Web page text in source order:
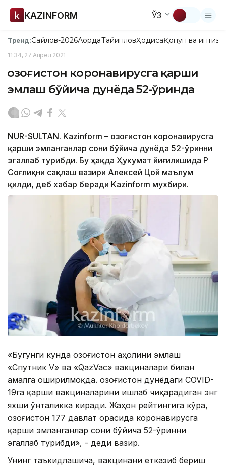
KAZINFORM ЎЗ
Тренд:Сайлов-2026АқордаТайинловҲодисаҚонун ва
11:34, 27 Апрел 2021
Қозоғистон коронавирусга қарши
эмлаш бўйича дунёда 52-ўринда
NUR-SULTAN. Kazinform – Қозоғистон коронавирусга
қарши эмланганлар сони бўйича дунёда 52-ўринни
эгаллаб турибди. Бу ҳақда Ҳукумат йиғилишида ҚР
Соғлиқни сақлаш вазири Алексей Цой маълум
қилди, деб хабар беради Kazinform мухбири.
«Бугунги кунда Қозоғистон аҳолини эмлаш
«Спутник V» ва «QazVac» вакциналари билан
амалга оширилмоқда. Қозоғистон дунёдаги COVID-
19га қарши вакциналарини ишлаб чиқарадиган энг
яхши ўнталикка киради. Жаҳон рейтингига кўра,
Қозоғистон 177 давлат орасида коронавирусга
қарши эмланганлар сони бўйича 52-ўринни
эгаллаб турибди», - деди вазир.
Унинг таъкидлашича, вакцинани етказиб бериш